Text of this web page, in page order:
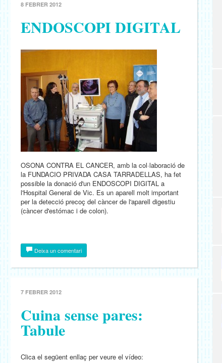
8 FEBRER 2012
ENDOSCOPI DIGITAL
OSONA CONTRA EL CANCER, amb la col·laboració de
la FUNDACIO PRIVADA CASA TARRADELLAS, ha fet
possible la donació d'un ENDOSCOPI DIGITAL a
l'Hospital General de Vic. Es un aparell molt important
per la detecció precoç del càncer de l'aparell digestiu
(càncer d'estómac i de colon).
Deixa un comentari
7 FEBRER 2012
Cuina sense pares:
Tabule
Clica el següent enllaç per veure el vídeo: